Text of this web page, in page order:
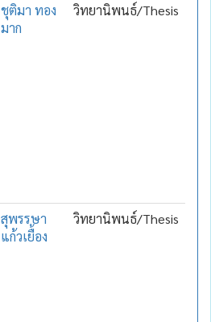
ชุติมา ทอง
มาก
วิทยานิพนธ์/Thesis
สุพรรษา
แก้วเยื้อง
วิทยานิพนธ์/Thesis